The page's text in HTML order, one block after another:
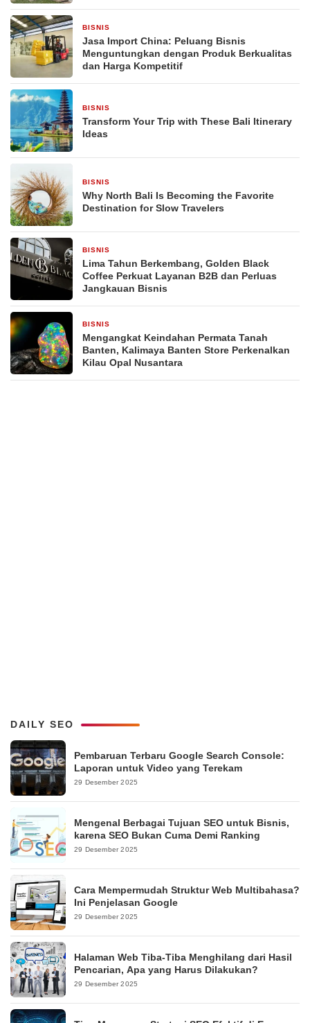
BISNIS
Jasa Import China: Peluang Bisnis
Menguntungkan dengan Produk Berkualitas
dan Harga Kompetitif
BISNIS
Transform Your Trip with These Bali Itinerary
Ideas
BISNIS
Why North Bali Is Becoming the Favorite
Destination for Slow Travelers
BISNIS
Lima Tahun Berkembang, Golden Black
Coffee Perkuat Layanan B2B dan Perluas
Jangkauan Bisnis
BISNIS
Mengangkat Keindahan Permata Tanah
Banten, Kalimaya Banten Store Perkenalkan
Kilau Opal Nusantara
DAILY SEO
Pembaruan Terbaru Google Search Console:
Laporan untuk Video yang Terekam
29 Desember 2025
Mengenal Berbagai Tujuan SEO untuk Bisnis,
karena SEO Bukan Cuma Demi Ranking
29 Desember 2025
Cara Mempermudah Struktur Web Multibahasa?
Ini Penjelasan Google
29 Desember 2025
Halaman Web Tiba-Tiba Menghilang dari Hasil
Pencarian, Apa yang Harus Dilakukan?
29 Desember 2025